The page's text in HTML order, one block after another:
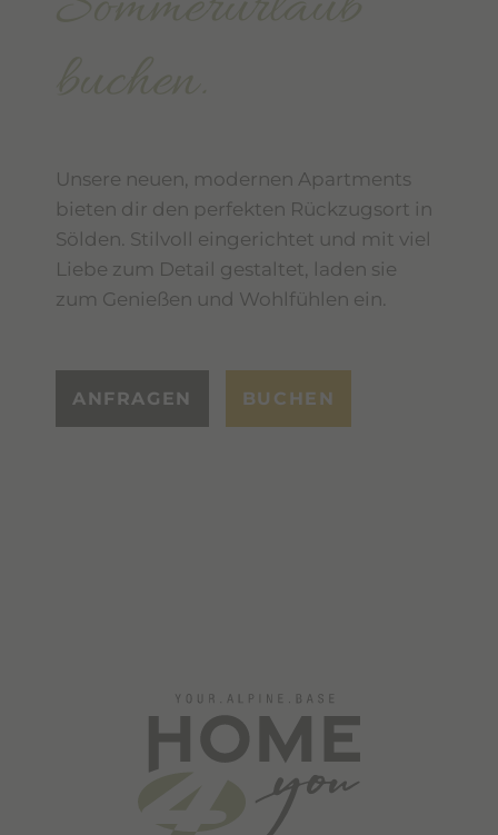
Unsere neuen, modernen Apartments
bieten dir den perfekten Rückzugsort in
Sölden. Stilvoll eingerichtet und mit viel
Liebe zum Detail gestaltet, laden sie
zum Genießen und Wohlfühlen ein.
ANFRAGEN BUCHEN